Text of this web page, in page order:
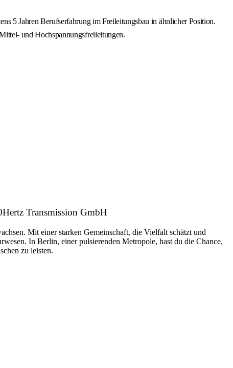
5 Jahren Berufserfahrung im Freileitungsbau in ähnlicher Position.
und Hochspannungsfreileitungen.
Transmission GmbH
Mit einer starken Gemeinschaft, die Vielfalt schätzt und
In Berlin, einer pulsierenden Metropole, hast du die Chance,
zu leisten.